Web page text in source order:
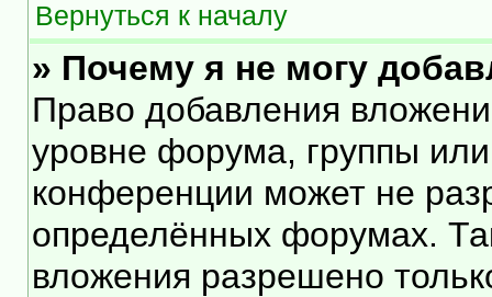
Вернуться к началу
» Почему я не могу
Право добавления
уровне форума, группы
конференции может не
определённых форумах.
вложения разрешено